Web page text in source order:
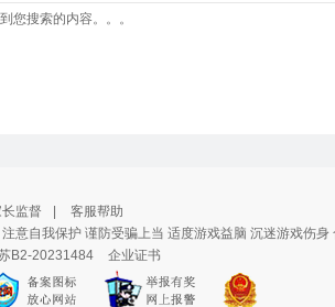
您搜索的内容。。。
监督
客服帮助
意自我保护 谨防受骗上当 适度游戏益脑 沉迷游戏伤
B2-20231484 企业证书